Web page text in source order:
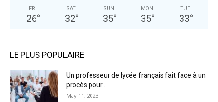
FRI
26°
SAT
32°
SUN
35°
MON
35°
TUE
33°
LE PLUS POPULAIRE
Un professeur de lycée français fait face à un
procès pour...
May 11, 2023